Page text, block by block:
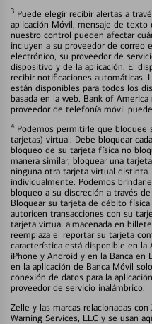
3 Puede elegir recibir alertas a
aplicación Móvil, mensaje de texto
nuestro control pueden afectar
incluyen a su proveedor de correo
electrónico, su proveedor de
dispositivo y de la aplicación. El
recibir notificaciones automáticas.
están disponibles para todos los
basada en la web. Bank of
proveedor de telefonía móvil
4 Podemos permitirle que
tarjetas) virtual. Debe bloquear
bloqueo de su tarjeta física no
manera similar, bloquear una
ninguna otra tarjeta virtual
individualmente. Podemos
bloqueo a su discreción a través
Bloquear su tarjeta de débito
autoricen transacciones con su
tarjeta virtual almacenada en
reemplaza el reportar su tarjeta
característica está disponible en la
iPhone y Android y en la Banca
en la aplicación de Banca Móvil
conexión de datos para la
proveedor de servicio inalámbrico.
Zelle y las marcas relacionadas
Warning Services, LLC y se usan